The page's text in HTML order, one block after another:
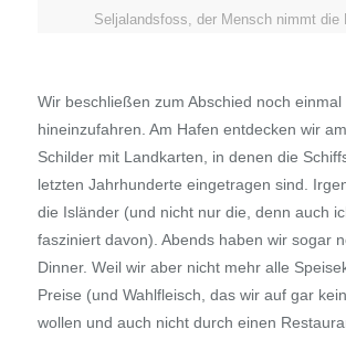
Seljalandsfoss, der Mensch nimmt die
Wir beschließen zum Abschied noch einmal
hineinzufahren. Am Hafen entdecken wir
Schilder mit Landkarten, in denen die
letzten Jahrhunderte eingetragen sind.
die Isländer (und nicht nur die, denn auch
fasziniert davon). Abends haben wir sogar
Dinner. Weil wir aber nicht mehr alle
Preise (und Wahlfleisch, das wir auf gar
wollen und auch nicht durch einen